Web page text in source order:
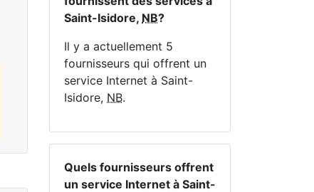
Saint-Isidore, NB?
Il y a actuellement 5
fournisseurs qui offrent un
service Internet à Saint-
Isidore, NB.
Quels fournisseurs offrent
un service Internet à Saint-